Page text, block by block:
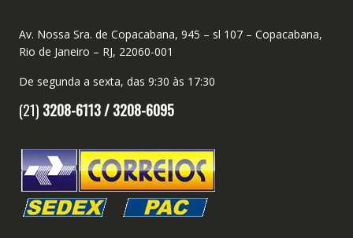
Av. Nossa Sra. de Copacabana, 945 – sl 107 – Copacabana,
Rio de Janeiro – RJ, 22060-001
De segunda a sexta, das 9:30 às 17:30
(21) 3208-6113 /3208-6095